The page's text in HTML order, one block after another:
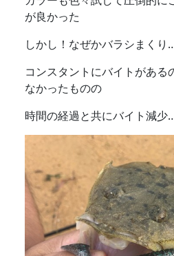
が良かった
しかし！なぜかバラシまくり
コンスタントにバイトがある
なかったものの
時間の経過と共にバイト減少